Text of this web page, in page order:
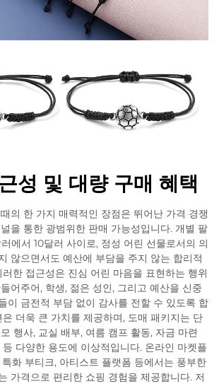
성 및 대량 구매 혜택
의 한 가지 매력적인 장점은 뛰어난 가격 경쟁
을 통한 광범위한 판매 가능성입니다. 개별 팔
에서 10달러 사이로, 정성 어린 선물로서의 의
않으면서도 예산에 부담을 주지 않는 합리적
한 접근성은 진심 어린 마음을 표현하는 행위
어주어, 학생, 젊은 성인, 그리고 예산을 신중
이 금전적 부담 없이 감사를 전할 수 있도록 합
더욱 큰 가치를 제공하며, 도매 패키지는 단
행사, 교실 배부, 여름 캠프 활동, 자금 마련
다양한 용도에 이상적입니다. 온라인 마켓플
화 부티크, 아티스트 플랫폼 등에서는 풍부한
가격으로 편리한 쇼핑 경험을 제공합니다. 저